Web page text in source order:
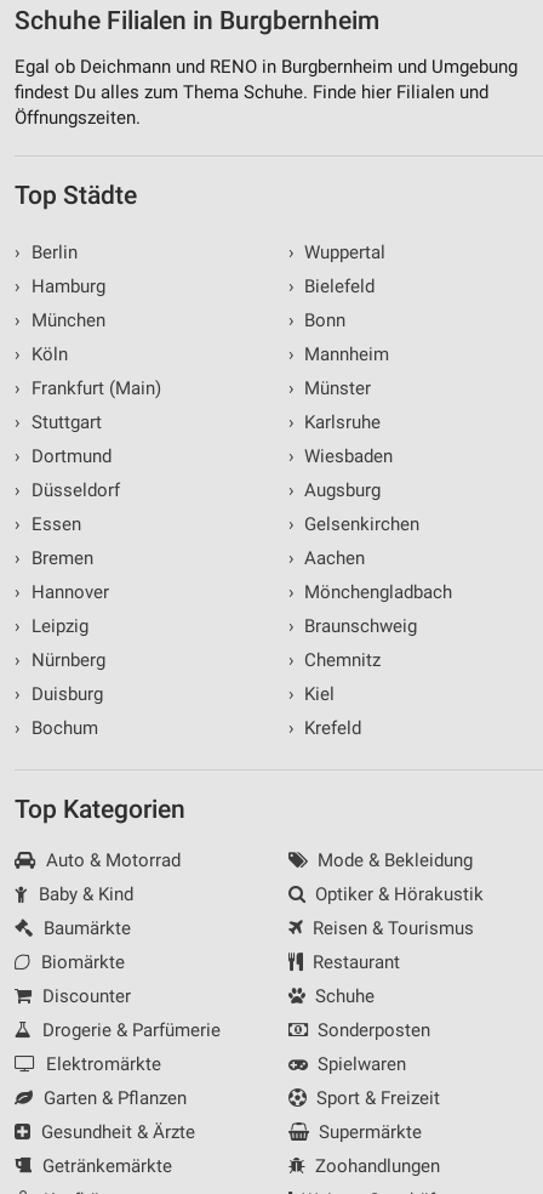
Schuhe Filialen in Burgbernheim
Egal ob Deichmann und RENO in Burgbernheim und Umgebung
findest Du alles zum Thema Schuhe. Finde hier Filialen und
Öffnungszeiten.
Top Städte
›
Berlin
›
Hamburg
›
München
›
Köln
›
Frankfurt (Main)
› Stuttgart
›
Dortmund
›
Düsseldorf
›
Essen
›
Bremen
›
Hannover
›
Leipzig
›
Nürnberg
›
Duisburg
›
Bochum
› Wuppertal
› Bielefeld
› Bonn
› Mannheim
› Münster
› Karlsruhe
› Wiesbaden
› Augsburg
› Gelsenkirchen
› Aachen
› Mönchengladbach
› Braunschweig
› Chemnitz
› Kiel
› Krefeld
Top Kategorien
Auto & Motorrad
Baby & Kind
Baumärkte
Biomärkte
Discounter
Drogerie & Parfümerie
Elektromärkte
Garten & Pflanzen
Gesundheit & Ärzte
Getränkemärkte
Mode & Bekleidung
Optiker & Hörakustik
Reisen & Tourismus
Restaurant
Schuhe
Sonderposten
Spielwaren
Sport & Freizeit
Supermärkte
Zoohandlungen